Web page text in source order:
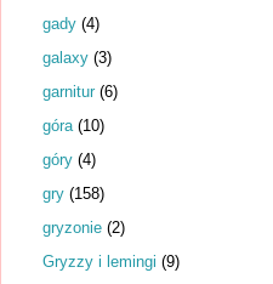
gady (4)
galaxy (3)
garnitur (6)
góra (10)
góry (4)
gry (158)
gryzonie (2)
Gryzzy i lemingi (9)